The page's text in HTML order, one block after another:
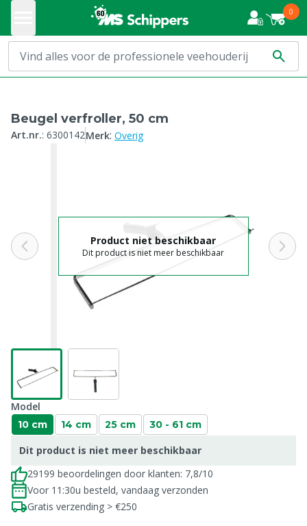
0
Beugel verfroller, 50 cm
Art.nr.: 6300142Merk: Overig
Product niet beschikbaar
Dit product is niet meer beschikbaar
Model
10 cm 14 cm 25 cm 30 - 61 cm
Dit product is niet meer beschikbaar
29199 beoordelingen door klanten: 7,8/10
Voor 11:30u besteld, vandaag verzonden
Gratis verzending > €250